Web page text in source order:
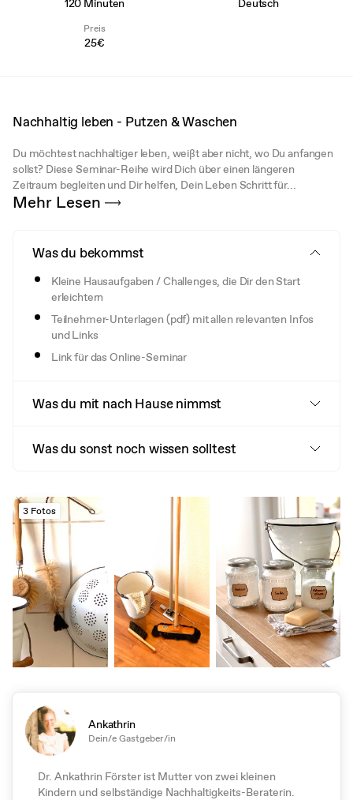
120 Minuten Deutsch
Preis
25€
Nachhaltig leben - Putzen & Waschen
Du möchtest nachhaltiger leben, weißt aber nicht, wo Du anfangen
sollst? Diese Seminar-Reihe wird Dich über einen längeren
Zeitraum begleiten und Dir helfen, Dein Leben Schritt für...
Mehr Lesen
Was du bekommst
Kleine Hausaufgaben / Challenges, die Dir den Start
erleichtern
Teilnehmer-Unterlagen (pdf) mit allen relevanten Infos
und Links
Link für das Online-Seminar
Was du mit nach Hause nimmst
Was du sonst noch wissen solltest
3 Fotos
Ankathrin
Dein/e Gastgeber/in
Dr. Ankathrin Förster ist Mutter von zwei kleinen
Kindern und selbständige Nachhaltigkeits-Beraterin.